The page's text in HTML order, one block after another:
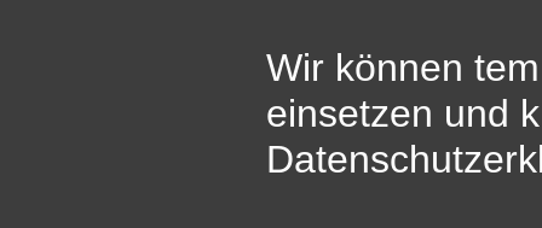
Wir können
einsetzen und